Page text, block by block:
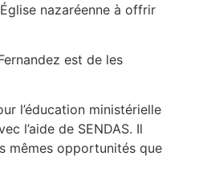
nazaréenne à offrir
est de les
l’éducation ministérielle
l’aide de SENDAS. Il
mêmes opportunités que